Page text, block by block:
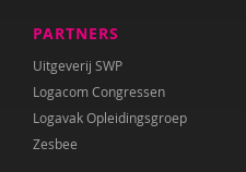
PARTNERS
Uitgeverij SWP
Logacom Congressen
Logavak Opleidingsgroep
Zesbee